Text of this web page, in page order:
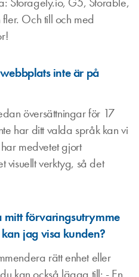
Och till och med
inte är på
översättningar för 17
har ditt valda språk kan vi
medvetet gjort
visuellt verktyg, så det
mitt förvaringsutrymme
jag visa kunden?
rätt enhet eller